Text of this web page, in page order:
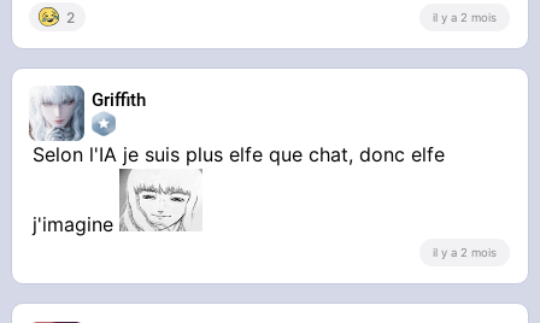
2 il y a 2 mois
Griffith
Selon l'IA je suis plus elfe que chat, donc elfe
j'imagine
il y a 2 mois